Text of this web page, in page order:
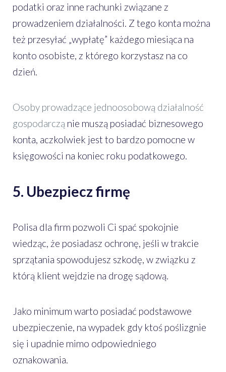
podatki oraz inne rachunki związane z
prowadzeniem działalności. Z tego konta można
też przesyłać „wypłatę” każdego miesiąca na
konto osobiste, z którego korzystasz na co
dzień.
Osoby prowadzące jednoosobową działalność
gospodarczą nie muszą posiadać biznesowego
konta, aczkolwiek jest to bardzo pomocne w
księgowości na koniec roku podatkowego.
5. Ubezpiecz firmę
Polisa dla firm pozwoli Ci spać spokojnie
wiedząc, że posiadasz ochronę, jeśli w trakcie
sprzątania spowodujesz szkodę, w związku z
którą klient wejdzie na drogę sądową.
Jako minimum warto posiadać podstawowe
ubezpieczenie, na wypadek gdy ktoś poślizgnie
się i upadnie mimo odpowiedniego
oznakowania.